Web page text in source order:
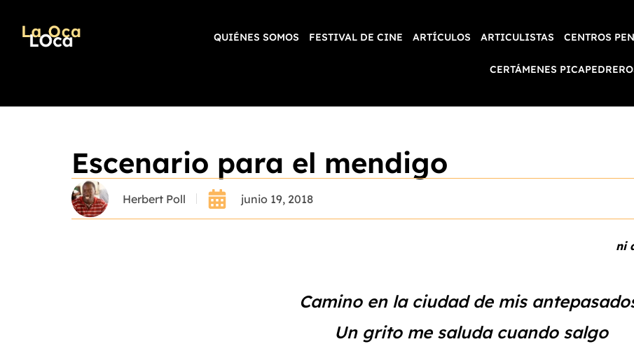
QUIÉNES SOMOS FESTIVAL DE CINE ARTÍCULOS ARTICULISTAS CENTROS
CERTÁMENES
Escenario para el mendigo
Herbert Poll junio 19, 2018
ni
Camino en la ciudad de mis
Un grito me saluda cuando salgo